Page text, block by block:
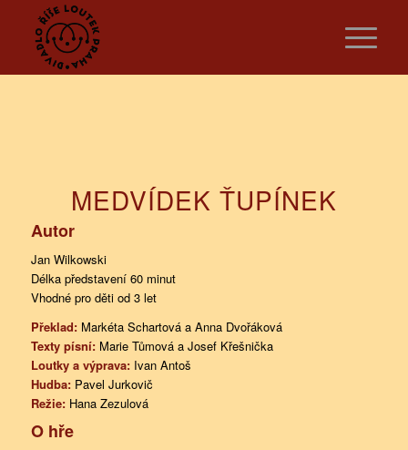
MEDVÍDEK ŤUPÍNEK
Autor
Jan Wilkowski
Délka představení 60 minut
Vhodné pro děti od 3 let
Překlad:Markéta Schartová a Anna Dvořáková
Texty písní:Marie Tůmová a Josef Křešnička
Loutky a výprava:Ivan Antoš
Hudba:Pavel Jurkovič
Režie:Hana Zezulová
O hře